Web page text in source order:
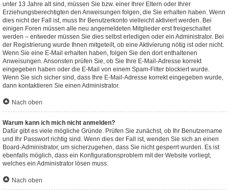
unter 13 Jahre alt sind, müssen Sie bzw. einer Ihrer Eltern oder Ihrer
Erziehungsberechtigten den Anweisungen folgen, die Sie erhalten haben. Wenn
dies nicht der Fall ist, muss Ihr Benutzerkonto vielleicht aktiviert werden. Bei
einigen Foren müssen alle neu angemeldeten Mitglieder erst freigeschaltet
werden – entweder müssen Sie dies selbst erledigen oder ein Administrator. Bei
der Registrierung wurde Ihnen mitgeteilt, ob eine Aktivierung nötig ist oder nicht.
Wenn Sie eine E-Mail erhalten haben, folgen Sie den dort enthaltenen
Anweisungen. Ansonsten prüfen Sie, ob Sie Ihre E-Mail-Adresse korrekt
eingegeben haben oder die E-Mail von einem Spam-Filter blockiert wurde.
Wenn Sie sich sicher sind, dass Ihre E-Mail-Adresse korrekt eingegeben wurde,
dann kontaktieren Sie einen Administrator.
Nach oben
Warum kann ich mich nicht anmelden?
Dafür gibt es viele mögliche Gründe. Prüfen Sie zunächst, ob Ihr Benutzername
und Ihr Passwort richtig sind. Wenn dies der Fall ist, wenden Sie sich an einen
Board-Administrator, um sicherzugehen, dass Sie nicht gesperrt wurden. Es ist
ebenfalls möglich, dass ein Konfigurationsproblem mit der Website vorliegt,
welches ein Administrator lösen muss.
Nach oben